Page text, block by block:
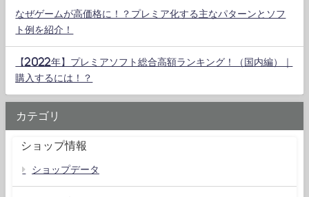
なぜゲームが高価格に！？プレミア化する主なパターンとソフ
ト例を紹介！
【2022年】プレミアソフト総合高額ランキング！（国内編）｜
購入するには！？
カテゴリ
ショップ情報
ショップデータ